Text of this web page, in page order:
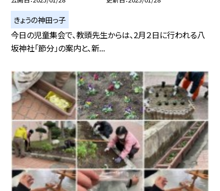
きょうの神田っ子
今日の児童集会で、教頭先生からは、2月２日に行われる八
坂神社「節分」の案内と、新...